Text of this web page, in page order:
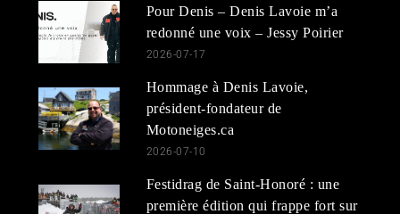
Pour Denis – Denis Lavoie m’a
redonné une voix – Jessy Poirier
2026-07-17
Hommage à Denis Lavoie,
président-fondateur de
Motoneiges.ca
2026-07-10
Festidrag de Saint-Honoré : une
première édition qui frappe fort sur